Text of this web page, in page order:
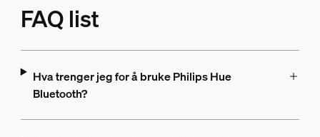
FAQ list
Hva trenger jeg for å bruke Philips Hue
Bluetooth?